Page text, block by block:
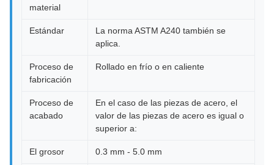
material
Estándar
La norma ASTM A240 también se
aplica.
Proceso de
fabricación
Rollado en frío o en caliente
Proceso de
acabado
En el caso de las piezas de acero, el
valor de las piezas de acero es igual o
superior a:
El grosor 0.3 mm - 5.0 mm